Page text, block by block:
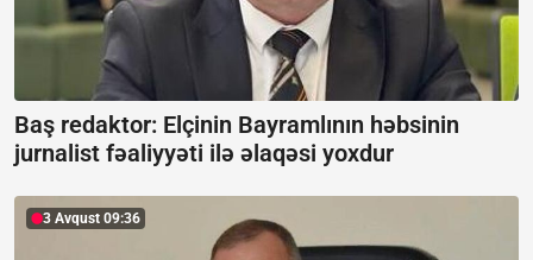
Baş redaktor: Elçinin Bayramlının həbsinin
jurnalist fəaliyyəti ilə əlaqəsi yoxdur
3 Avqust 09:36